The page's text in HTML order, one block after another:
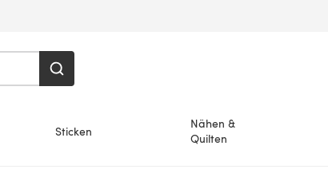
Sticken
Nähen &
Quilten